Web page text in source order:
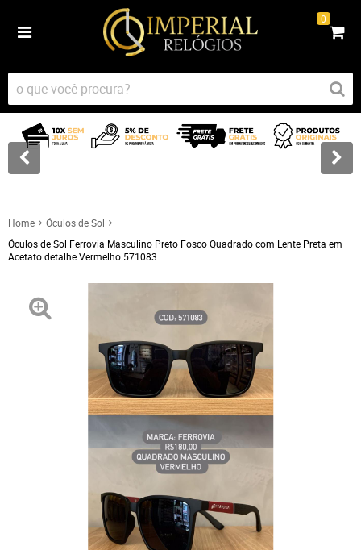
0
Home
Óculos de Sol
Óculos de Sol Ferrovia Masculino Preto Fosco Quadrado com Lente Preta em
Acetato detalhe Vermelho 571083